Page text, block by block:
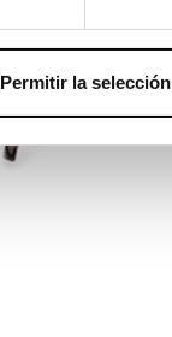
Permitir la selección